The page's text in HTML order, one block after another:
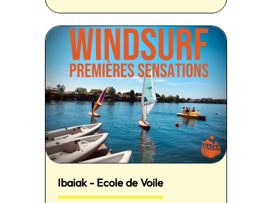
Ibaiak - Ecole de Voile